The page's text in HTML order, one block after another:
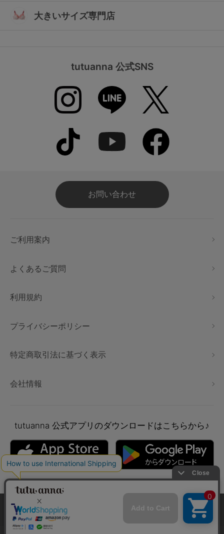
大きいサイズ専門店
tutuanna 公式SNS
お問い合わせ
ご利用案内
よくあるご質問
利用規約
プライバシーポリシー
特定商取引法に基づく表示
会社情報
tutuanna 公式アプリのダウンロードはこちらから♪
本サイトでは、より快適にご利用いただけるようCookieを利用し
ています。詳細については
をご確認くださ
い。